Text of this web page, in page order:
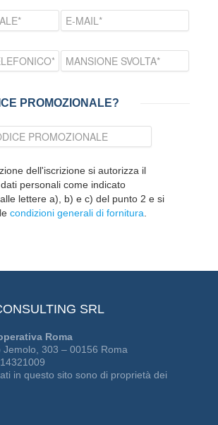
PROMOZIONALE?
dell'iscrizione si autorizza il
personali come indicato
alle lettere a), b) e c) del punto 2 e si
condizioni generali di fornitura
SRL
Roma
Jemolo, 303 – 00156 Roma
in questo sito sono di proprietà dei